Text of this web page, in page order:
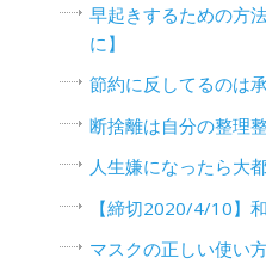
早起きするための方
に】
節約に反してるのは
断捨離は自分の整理
人生嫌になったら大
【締切2020/4/10】
マスクの正しい使い